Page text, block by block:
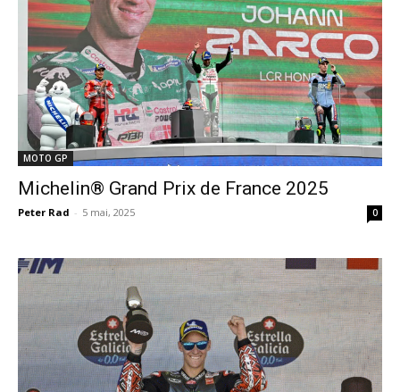
MOTO GP
Michelin® Grand Prix de France 2025
Peter Rad - 5 mai, 2025 0